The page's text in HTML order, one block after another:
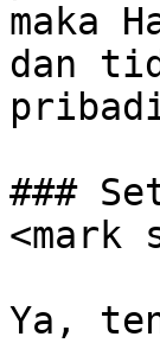
maka
dan
###
<mark
Ya,